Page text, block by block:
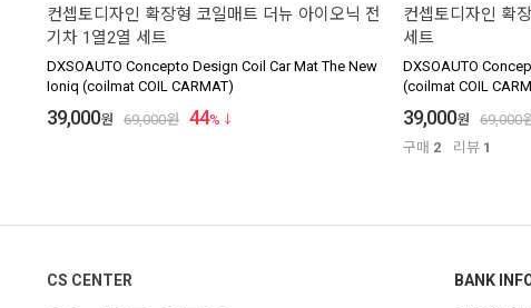
컨셉토디자인 확장형 코일매트 더뉴 아이오닉 전
기차 1열2열 세트
DXSOAUTO Concepto Design Coil Car Mat The New
Ioniq (coilmat COIL CARMAT)
39,000원 69,000원 44%
컨셉토디자인 확
세트
DXSOAUTO
(coilmat COIL
39,000원 69,000
구매 2 리뷰 1
CS CENTER BANK